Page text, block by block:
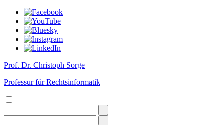
Prof. Dr. Christoph Sorge
Professur für Rechtsinformatik